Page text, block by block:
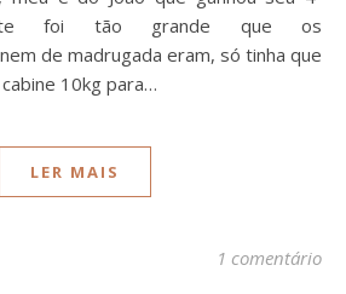
foi tão grande que os
de madrugada eram, só tinha que
10kg para…
LER MAIS
1 comentário